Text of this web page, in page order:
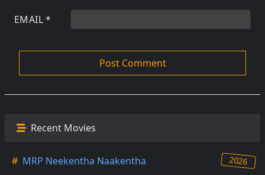
EMAIL*
Recent Movies
# MRP Neekentha Naakentha 2026